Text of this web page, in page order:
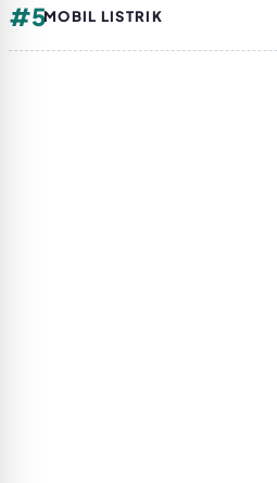
#5MOBIL LISTRIK